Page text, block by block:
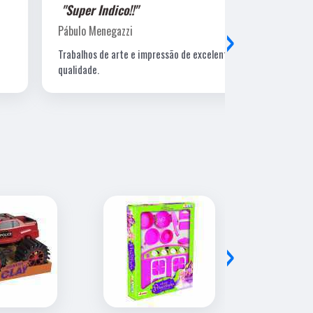
"Super Indico!!"
Pábulo Menegazzi
de arte e impressão de excelente
›
›